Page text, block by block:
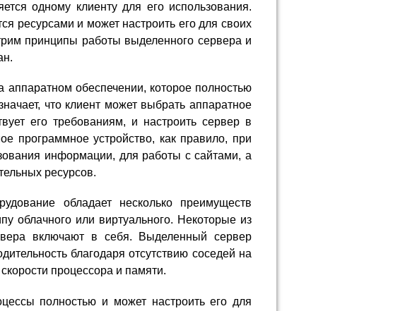
одному клиенту для его использования.
ресурсами и может настроить его для своих
принципы работы выделенного сервера и
обеспечении, которое полностью
что клиент может выбрать аппаратное
его требованиям, и настроить сервер в
программное устройство, как правило, при
информации, для работы с сайтами, а
ресурсов.
обладает несколько преимуществ
облачного или виртуального. Некоторые из
включают в себя. Выделенный сервер
благодаря отсутствию соседей на
процессора и памяти.
полностью и может настроить его для